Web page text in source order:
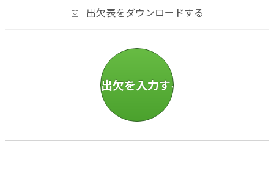
出欠表をダウンロードする